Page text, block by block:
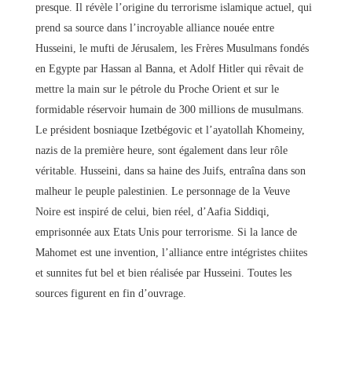
presque. Il révèle l’origine du terrorisme islamique actuel, qui
prend sa source dans l’incroyable alliance nouée entre
Husseini, le mufti de Jérusalem, les Frères Musulmans fondés
en Egypte par Hassan al Banna, et Adolf Hitler qui rêvait de
mettre la main sur le pétrole du Proche Orient et sur le
formidable réservoir humain de 300 millions de musulmans.
Le président bosniaque Izetbégovic et l’ayatollah Khomeiny,
nazis de la première heure, sont également dans leur rôle
véritable. Husseini, dans sa haine des Juifs, entraîna dans son
malheur le peuple palestinien. Le personnage de la Veuve
Noire est inspiré de celui, bien réel, d’Aafia Siddiqi,
emprisonnée aux Etats Unis pour terrorisme. Si la lance de
Mahomet est une invention, l’alliance entre intégristes chiites
et sunnites fut bel et bien réalisée par Husseini. Toutes les
sources figurent en fin d’ouvrage.